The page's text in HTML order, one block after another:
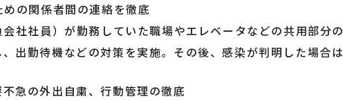
の関係者間の連絡を徹底
社社員）が勤務していた職場やエレベータなどの共用部分
出勤待機などの対策を実施。その後、感染が判明した場合
急の外出自粛、行動管理の徹底